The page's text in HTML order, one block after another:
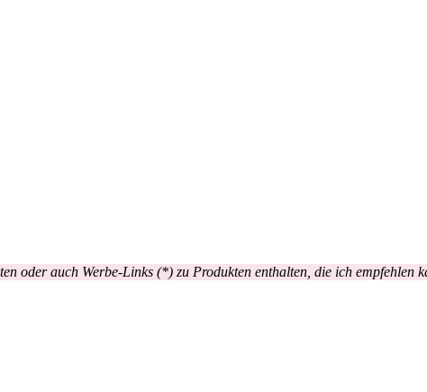
oder auch Werbe-Links (*) zu Produkten enthalten, die ich empfehlen